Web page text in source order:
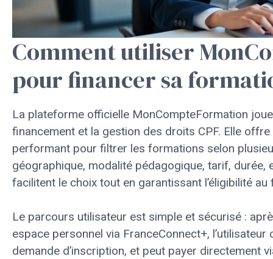
Comment utiliser
pour financer sa
La plateforme officielle MonCompteFormation
financement et la gestion des droits CPF. Elle
performant pour filtrer les formations selon
géographique, modalité pédagogique, tarif,
facilitent le choix tout en garantissant l’éligibilité au
Le parcours utilisateur est simple et sécurisé :
espace personnel via FranceConnect+,
demande d’inscription, et peut payer directement